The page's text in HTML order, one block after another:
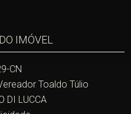
IMÓVEL
CN
Toaldo Túlio
DI LUCCA